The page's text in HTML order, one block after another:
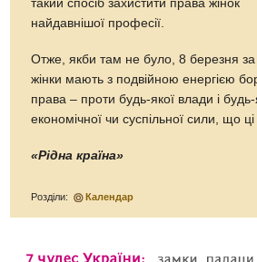
такий спосіб захистити права жінок
найдавнішої професії.
Отже, якби там не було, 8 березня
жінки мають з подвійною енергією
права – проти будь-якої влади і будь-
економічної чи суспільної сили, що
«Рідна країна»
Розділи: Календар